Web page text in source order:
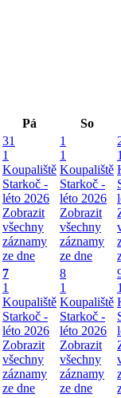
Pá
So
31
1
Koupaliště
Starkoč -
léto 2026
Zobrazit
všechny
záznamy
ze dne
1
1
Koupaliště
Starkoč -
léto 2026
Zobrazit
všechny
záznamy
ze dne
7
1
Koupaliště
Starkoč -
léto 2026
Zobrazit
všechny
záznamy
ze dne
8
1
Koupaliště
Starkoč -
léto 2026
Zobrazit
všechny
záznamy
ze dne